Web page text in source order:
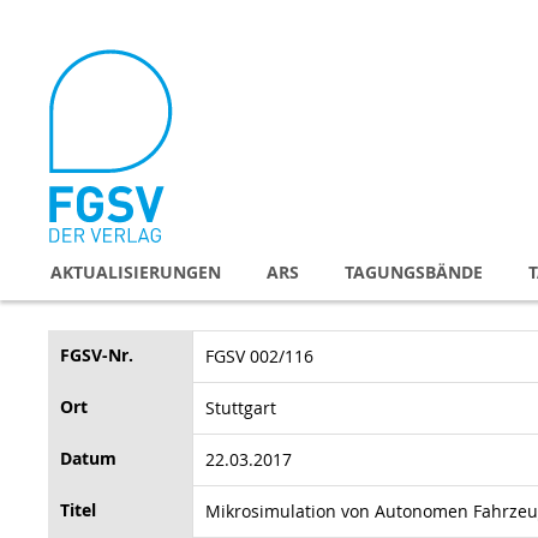
Inhalt
AKTUALISIERUNGEN ARS TAGUNGSBÄNDE
FGSV-Nr. FGSV 002/116
Ort Stuttgart
Datum 22.03.2017
Titel Mikrosimulation von Autonomen